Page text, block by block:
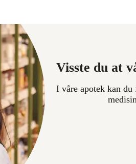
Visste du at
I våre apotek kan